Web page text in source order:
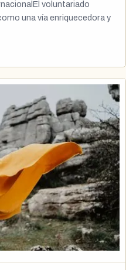
voluntariado
una vía enriquecedora y